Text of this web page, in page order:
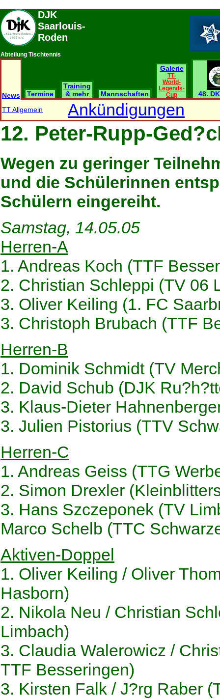
DJK
Saarlouis-
Roden
Abteilung Tischtennis
News Termine
Training
& mehr
Mannschaften
Galerie
TT-
World-
Legends-
Cup
48.
TT Allgemein
Ankündigungen
12. Peter-Rupp-
Wegen zu geringer
und die Schülerinnen
Schülern eingereiht.
Samstag, 14.05.05
Herren-A
1. Andreas Koch (TTF
2. Christian Schleppi (TV 06
3. Oliver Keiling (1. FC
3. Christoph Brubach (TTF
Herren-B
1. Dominik Schmidt (TV
2. David Schub (DJK
3. Klaus-Dieter
3. Julien Pistorius (TTV
Herren-C
1. Andreas Geiss (TTG
2. Simon Drexler
3. Hans Szczeponek (TV
Marco Schelb (TTC
Aktiven-Doppel
1. Oliver Keiling / Oliver
Hasborn)
2. Nikola Neu / Christian
Limbach)
3. Claudia Walerowicz /
TTF Besseringen)
3. Kirsten Falk / J?rg Raber